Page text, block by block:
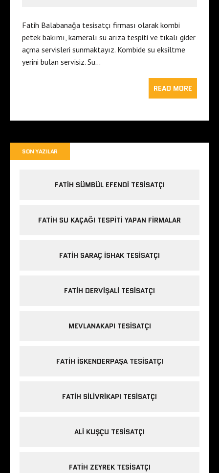
Fatih Balabanağa tesisatçı firması olarak kombi
petek bakımı, kameralı su arıza tespiti ve tıkalı gider
açma servisleri sunmaktayız. Kombide su eksiltme
yerini bulan servisiz. Su…
READ MORE
SON YAZILAR
FATIH SÜMBÜL EFENDI TESISATÇI
FATIH SU KAÇAĞI TESPITI YAPAN FIRMALAR
FATIH SARAÇ ISHAK TESISATÇI
FATIH DERVIŞALI TESISATÇI
MEVLANAKAPI TESISATÇI
FATIH ISKENDERPAŞA TESISATÇI
FATIH SILIVRIKAPI TESISATÇI
ALI KUŞÇU TESISATÇI
FATIH ZEYREK TESISATÇI